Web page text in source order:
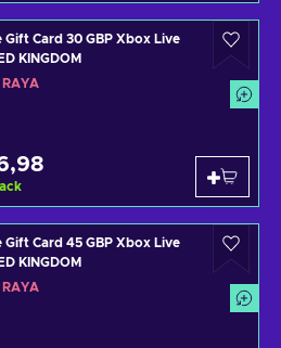
Gift Card 30 GBP Xbox Live
KINGDOM
RAYA
Gift Card 45 GBP Xbox Live
KINGDOM
RAYA